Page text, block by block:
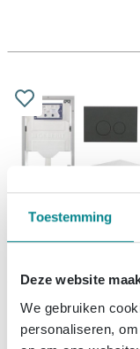
Toestemming
Deze website
We gebruiken
personaliseren,